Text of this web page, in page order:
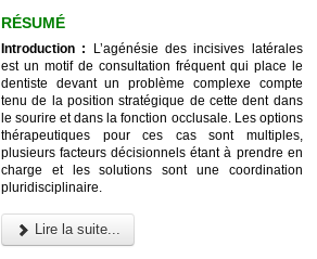
RÉSUMÉ
Introduction : L’agénésie des incisives latérales
est un motif de consultation fréquent qui place le
dentiste devant un problème complexe compte
tenu de la position stratégique de cette dent dans
le sourire et dans la fonction occlusale. Les options
thérapeutiques pour ces cas sont multiples,
plusieurs facteurs décisionnels étant à prendre en
charge et les solutions sont une coordination
pluridisciplinaire.
Lire la suite...